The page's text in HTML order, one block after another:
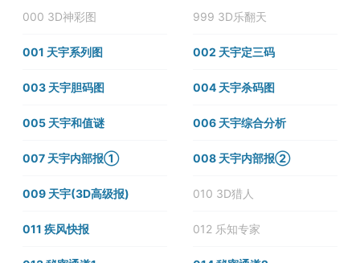
000 3D神彩图 999 3D乐翻天
001 天宇系列图 002 天宇定三码
003 天宇胆码图 004 天宇杀码图
005 天宇和值谜 006 天宇综合分析
007 天宇内部报① 008 天宇内部报②
009 天宇(3D高级报) 010 3D猎人
011 疾风快报 012 乐知专家